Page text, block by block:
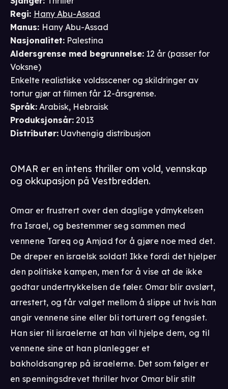
Regi: Hany Abu-Assad
Manus: Hany Abu-Assad
Nasjonalitet: Palestina
Aldersgrense med begrunnelse: 12 år (passer for
Voksne)
Enkelte realistiske voldsscener og skildringer av
tortur gjør at filmen får 12-årsgrense.
Språk: Arabisk, Hebraisk
Produksjonsår: 2013
Distributør: Uavhengig distribusjon
OMAR er en intens thriller om vold, vennskap
og okkupasjon på Vestbredden.
Omar er frustrert over den daglige ydmykelsen
fra Israel, og bestemmer seg sammen med
vennene Tareq og Amjad for å gjøre noe med det.
De dreper en israelsk soldat! Ikke fordi det hjelper
den politiske kampen, men for å vise at de ikke
godtar undertrykkelsen de føler. Omar blir avslørt,
arrestert, og får valget mellom å slippe ut hvis han
angir vennene sine eller bli torturert og fengslet.
Han sier til israelerne at han vil hjelpe dem, og til
vennene sine at han planlegger et
bakholdsangrep på israelerne. Det som følger er
en spenningsdrevet thriller hvor Omar blir stilt